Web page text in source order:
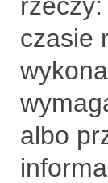
czasie
albo